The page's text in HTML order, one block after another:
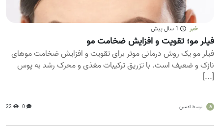
خبر 1 سال پیش
فیلر مو؛ تقویت و افزایش ضخامت مو
فیلر مو یک روش درمانی موثر برای تقویت و افزایش ضخامت موهای
نازک و ضعیف است. با تزریق ترکیبات مغذی و محرک رشد به پوس
[...]
a توسط ادمین 0
22